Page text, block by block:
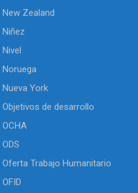
New Zealand
Niñez
Nivel
Noruega
Nueva York
Objetivos de desarrollo
OCHA
ODS
Oferta Trabajo Humanitario
OFID